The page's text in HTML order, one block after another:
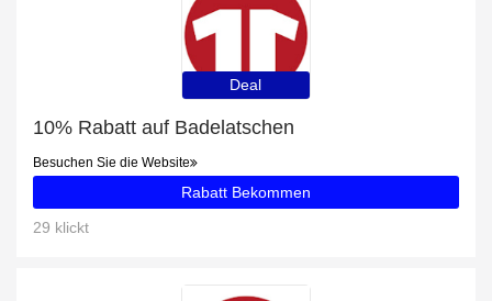
Deal
10% Rabatt auf Badelatschen
Besuchen Sie die Website
Rabatt Bekommen
29 klickt